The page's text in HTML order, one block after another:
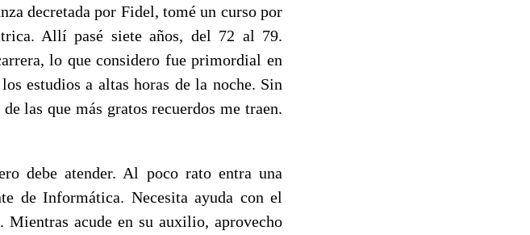
decretada por Fidel, tomé un curso por
Allí pasé siete años, del 72 al 79.
lo que considero fue primordial en
estudios a altas horas de la noche. Sin
las que más gratos recuerdos me traen.
debe atender. Al poco rato entra una
de Informática. Necesita ayuda con el
Mientras acude en su auxilio, aprovecho